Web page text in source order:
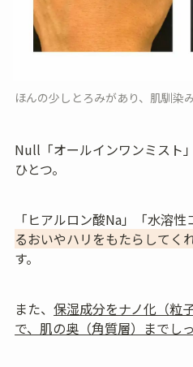
ほんの少しとろみがあり、肌馴染
Null「オールインワンミスト」
ひとつ。
「ヒアルロン酸Na」「水溶性
るおいやハリをもたらしてく
す。
また、保湿成分をナノ化（粒
で、肌の奥（角質層）までし